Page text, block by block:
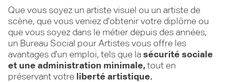
Que vous soyez un artiste visuel ou un artiste de
scène, que vous veniez d’obtenir votre diplôme ou
que vous soyez dans le métier depuis des années,
un Bureau Social pour Artistes vous offre les
avantages d’un emploi, tels que la sécurité sociale
et une administration minimale, tout en
préservant votre liberté artistique.